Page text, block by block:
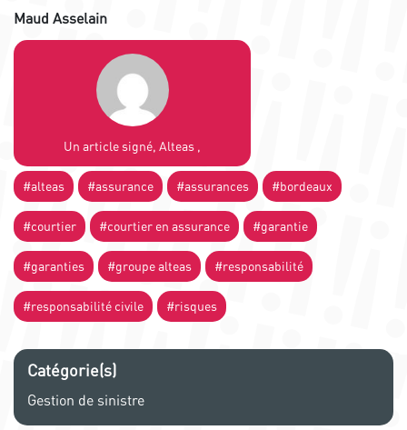
Maud Asselain
Un article signé, Alteas ,
#alteas #assurance #assurances #bordeaux
#courtier #courtier en assurance #garantie
#garanties #groupe alteas #responsabilité
#responsabilité civile #risques
Catégorie(s)
Gestion de sinistre